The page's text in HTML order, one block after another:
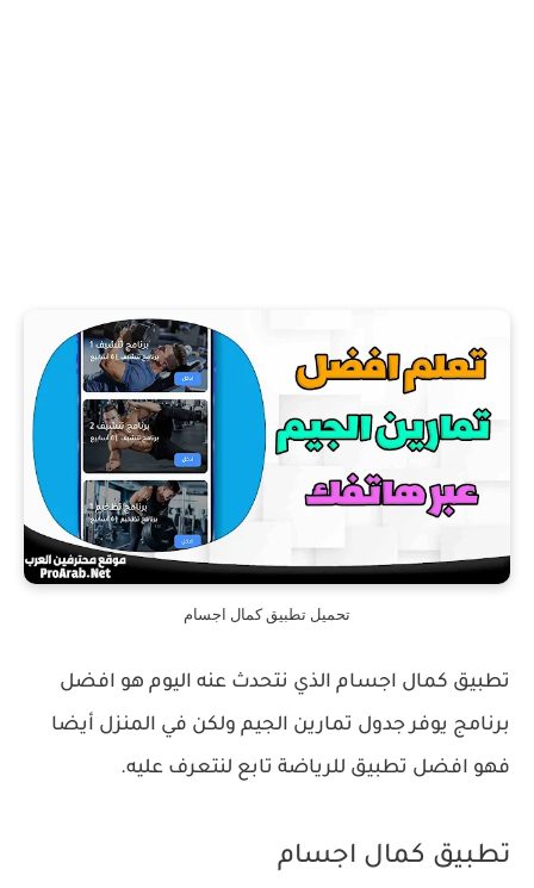
تحميل تطبيق كمال اجسام
تطبيق كمال اجسام الذي نتحدث عنه اليوم هو افضل
برنامج يوفر جدول تمارين الجيم ولكن في المنزل أيضا
فهو افضل تطبيق للرياضة تابع لنتعرف عليه.
تطبيق كمال اجسام